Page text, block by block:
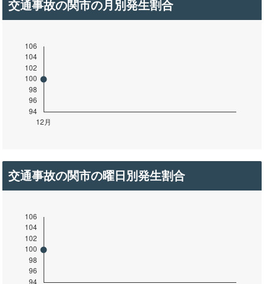
交通事故の関市の月別発生割合
交通事故の関市の曜日別発生割合